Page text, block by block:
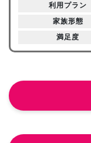
利用プラン
家族形態
満足度